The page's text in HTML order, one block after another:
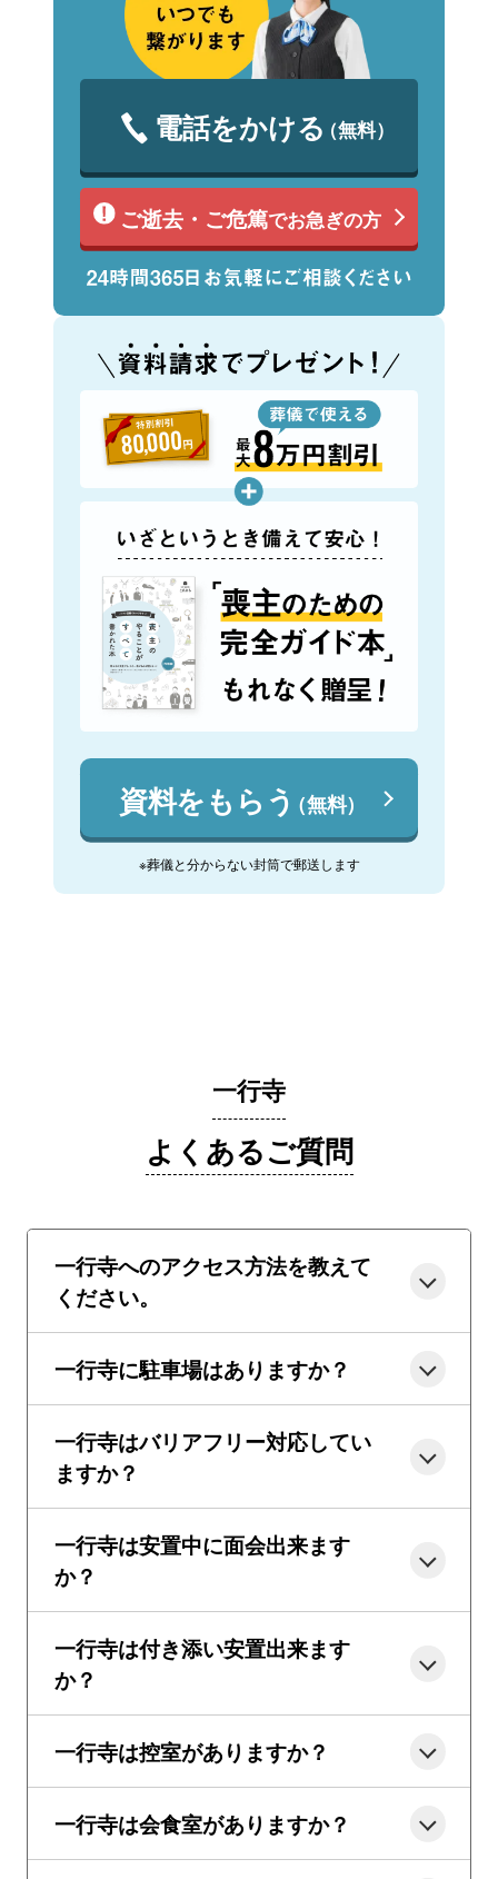
電話をかける（無料）
ご逝去・ご危篤でお急ぎの方
資料をもらう（無料）
※葬儀と分からない封筒で郵送します
一行寺
よくあるご質問
一行寺へのアクセス方法を教えて
ください。
一行寺に駐車場はありますか？
一行寺はバリアフリー対応してい
ますか？
一行寺は安置中に面会出来ます
か？
一行寺は付き添い安置出来ます
か？
一行寺は控室がありますか？
一行寺は会食室がありますか？